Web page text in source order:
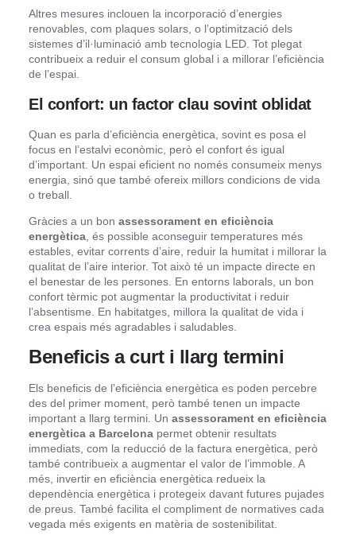
Altres mesures inclouen la incorporació d’energies
renovables, com plaques solars, o l’optimització dels
sistemes d’il·luminació amb tecnologia LED. Tot plegat
contribueix a reduir el consum global i a millorar l’eficiència
de l’espai.
El confort: un factor clau sovint oblidat
Quan es parla d’eficiència energètica, sovint es posa el
focus en l’estalvi econòmic, però el confort és igual
d’important. Un espai eficient no només consumeix menys
energia, sinó que també ofereix millors condicions de vida
o treball.
Gràcies a un bonassessorament en eficiència
energètica , és possible aconseguir temperatures més
estables, evitar corrents d’aire, reduir la humitat i millorar la
qualitat de l’aire interior. Tot això té un impacte directe en
el benestar de les persones. En entorns laborals, un bon
confort tèrmic pot augmentar la productivitat i reduir
l’absentisme. En habitatges, millora la qualitat de vida i
crea espais més agradables i saludables.
Beneficis a curt i llarg termini
Els beneficis de l’eficiència energètica es poden percebre
des del primer moment, però també tenen un impacte
important a llarg termini. Unassessorament en eficiència
energètica a Barcelona permet obtenir resultats
immediats, com la reducció de la factura energètica, però
també contribueix a augmentar el valor de l’immoble. A
més, invertir en eficiència energètica redueix la
dependència energètica i protegeix davant futures pujades
de preus. També facilita el compliment de normatives cada
vegada més exigents en matèria de sostenibilitat.